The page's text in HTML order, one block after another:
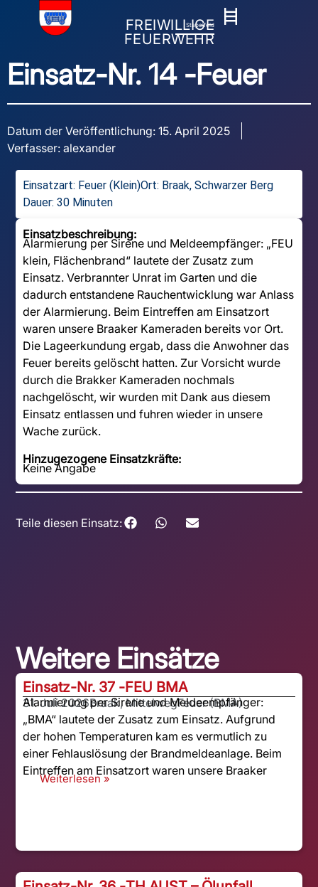
FREIWILLIGE
FEUERWEHR
Stapelfeld
Einsatz-Nr. 14 -Feuer
Datum der Veröffentlichung: 15. April 2025
Verfasser: alexander
Einsatzart: Feuer (Klein)Ort: Braak, Schwarzer Berg
Dauer: 30 Minuten
Einsatzbeschreibung:
Alarmierung per Sirene und Meldeempfänger: „FEU
klein, Flächenbrand“ lautete der Zusatz zum
Einsatz. Verbrannter Unrat im Garten und die
dadurch entstandene Rauchentwicklung war Anlass
der Alarmierung. Beim Eintreffen am Einsatzort
waren unsere Braaker Kameraden bereits vor Ort.
Die Lageerkundung ergab, dass die Anwohner das
Feuer bereits gelöscht hatten. Zur Vorsicht wurde
durch die Brakker Kameraden nochmals
nachgelöscht, wir wurden mit Dank aus diesem
Einsatz entlassen und fuhren wieder in unsere
Wache zurück.
Hinzugezogene Einsatzkräfte:
Keine Angabe
Teile diesen Einsatz:
Weitere Einsätze
Einsatz-Nr. 37 -FEU BMA
31. Juli 2026Braak, MittelwegFeuer (BMA)
Alarmierung per Sirene und Meldeempfänger:
„BMA“ lautete der Zusatz zum Einsatz. Aufgrund
der hohen Temperaturen kam es vermutlich zu
einer Fehlauslösung der Brandmeldeanlage. Beim
Eintreffen am Einsatzort waren unsere Braaker
Weiterlesen »